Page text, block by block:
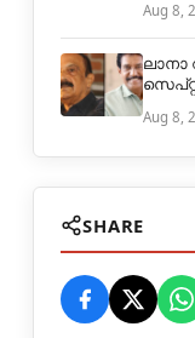
Aug 8,
Aug 8,
SHARE